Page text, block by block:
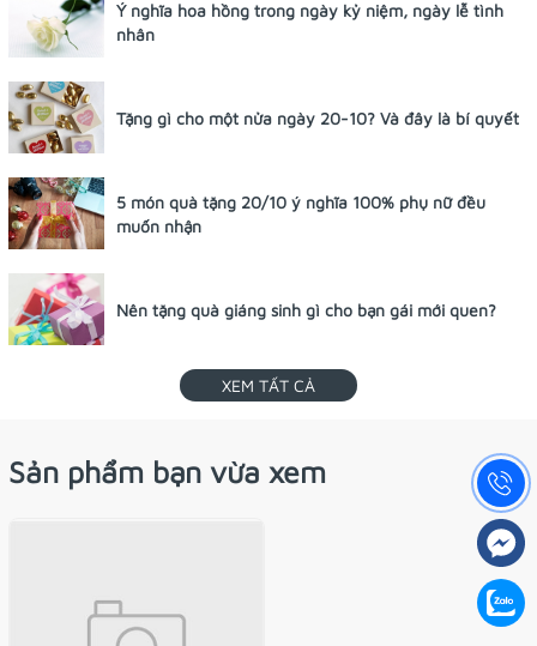
Ý nghĩa hoa hồng trong ngày kỷ niệm, ngày lễ tình
nhân
Tặng gì cho một nửa ngày 20-10? Và đây là bí quyết
5 món quà tặng 20/10 ý nghĩa 100% phụ nữ đều
muốn nhận
Nên tặng quà giáng sinh gì cho bạn gái mới quen?
XEM TẤT CẢ
Sản phẩm bạn vừa xem